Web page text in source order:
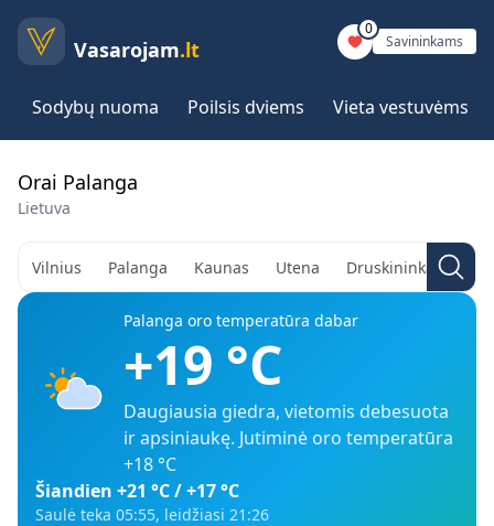
Vasarojam.lt
0
Savininkams
Sodybų nuoma Poilsis dviems Vieta vestuvėms
Orai Palanga
Lietuva
Vilnius Palanga Kaunas Utena Druskininkai
Palanga oro temperatūra dabar
+19 °C
Daugiausia giedra, vietomis debesuota
ir apsiniaukę. Jutiminė oro temperatūra
+18 °C
Šiandien +21 °C /+17°C
Saulė teka 05:55, leidžiasi 21:26